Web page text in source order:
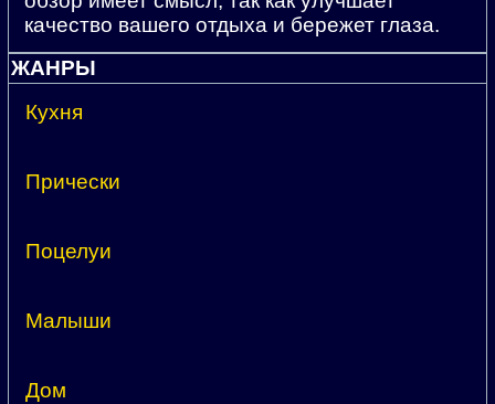
качество вашего отдыха и бережет глаза.
ЖАНРЫ
Кухня
Прически
Поцелуи
Малыши
Дом